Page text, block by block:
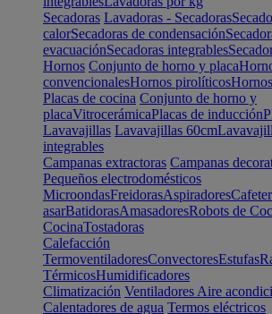
Secadoras Lavadoras - Secadoras
calorSecadoras de condensación
evacuaciónSecadoras integrables
Hornos Conjunto de horno y placa
convencionalesHornos pirolíticos
Placas de cocina Conjunto de horno y
placaVitrocerámicaPlacas de inducción
Lavavajillas Lavavajillas 60cm
integrables
Campanas extractoras Campanas
Pequeños electrodomésticos
MicroondasFreidorasAspiradores
asarBatidorasAmasadoresRobots de
CocinaTostadoras
Calefacción
TermoventiladoresConvectoresEstufas
TérmicosHumidificadores
Climatización Ventiladores Aire
Calentadores de agua Termos eléctricos